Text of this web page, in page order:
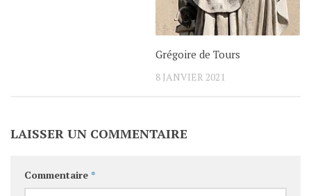
Grégoire de Tours
8 JANVIER 2021
LAISSER UN COMMENTAIRE
Commentaire *